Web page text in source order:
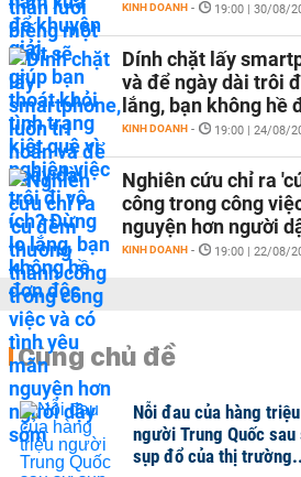
KINH DOANH - 19:00 | 30/08/
Dính chặt lấy
và để ngày dài trôi
lắng, bạn không hề
KINH DOANH - 19:00 | 24/08/
Nghiên cứu chỉ ra
công trong công
nguyện hơn người
KINH DOANH - 19:00 | 22/08/
Cùng chủ đề
Nỗi đau của hàng triệu
người Trung Quốc sau
sụp đổ của thị